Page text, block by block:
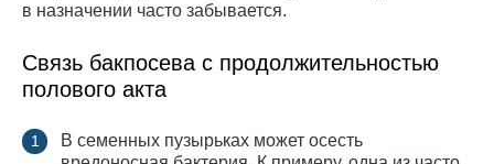
в назначении часто забывается.
Связь бакпосева с продолжительностью
полового акта
В семенных пузырьках может осесть